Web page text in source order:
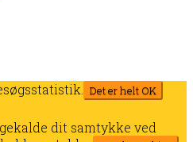
Det er helt OK
dit samtykke ved